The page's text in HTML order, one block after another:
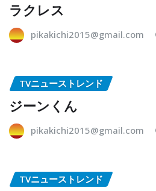
ラクレス
pikakichi2015@gmail.com
TVニューストレンド
ジーンくん
pikakichi2015@gmail.com
TVニューストレンド